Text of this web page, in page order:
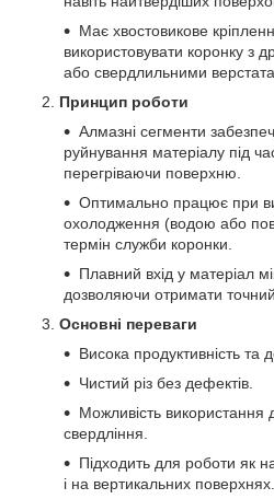
Має хвостовикове
використовувати коронку з
або свердлильними
Принцип роботи
Алмазні сегменти
руйнування матеріалу під
перегріваючи поверхню.
Оптимально працює при
охолодження (водою або
термін служби коронки.
Плавний вхід у матеріал
дозволяючи отримати точний
Основні переваги
Висока продуктивність та
Чистий різ без дефектів.
Можливість використання
свердління.
Підходить для роботи як
і на вертикальних поверхнях.